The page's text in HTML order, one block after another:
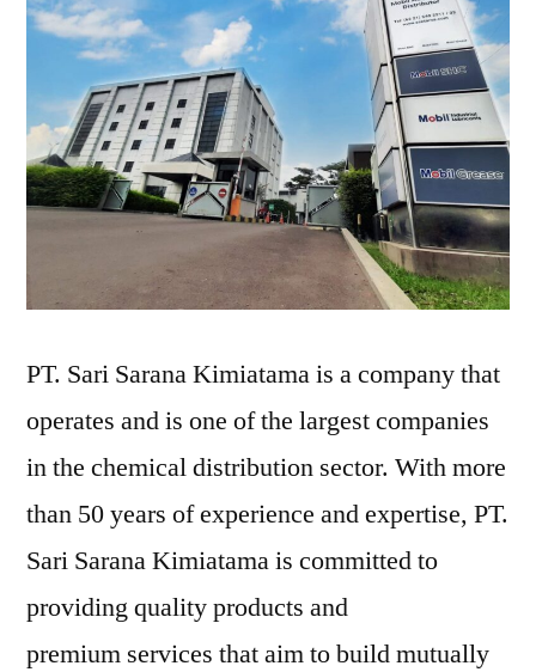
PT. Sari Sarana Kimiatama is a company that
operates and is one of the largest companies
in the chemical distribution sector. With more
than 50 years of experience and expertise, PT.
Sari Sarana Kimiatama is committed to
providing quality products and
premium services that aim to build mutually